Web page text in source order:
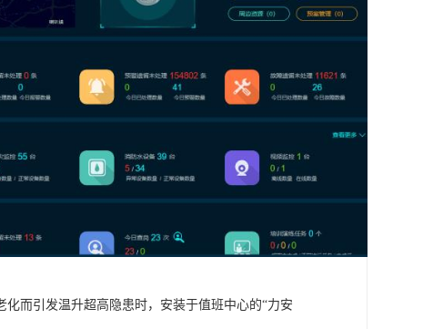
而引发温升超高隐患时，安装于值班中心的“力安